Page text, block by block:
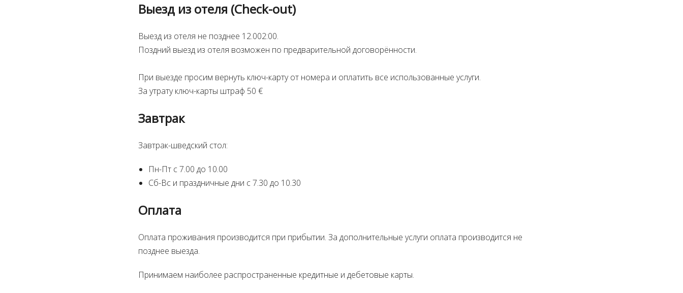
Выезд из отеля (Check-out)
Выезд из отеля не позднее 12.002:00.
Поздний выезд из отеля возможен по предварительной договорённости.
При выезде просим вернуть ключ-карту от номера и оплатить все использованные услуги.
За утрату ключ-карты штраф 50 €
Завтрак
Завтрак-шведский стол:
Пн-Пт с 7.00 до 10.00
Сб-Вс и праздничные дни с 7.30 до 10.30
Оплата
Оплата проживания производится при прибытии. За дополнительные услуги оплата производится не
позднее выезда.
Принимаем наиболее распространенные кредитные и дебетовые карты.